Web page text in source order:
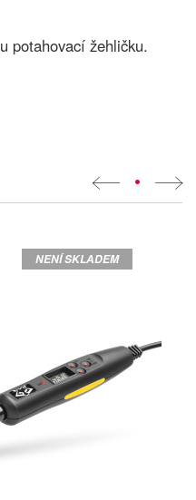
potahovací žehličku.
•
NENÍ SKLADEM